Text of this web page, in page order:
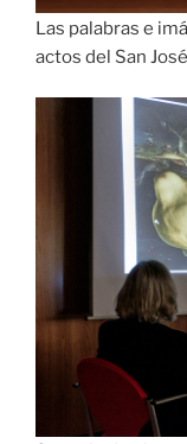
Las palabras e
actos del San José